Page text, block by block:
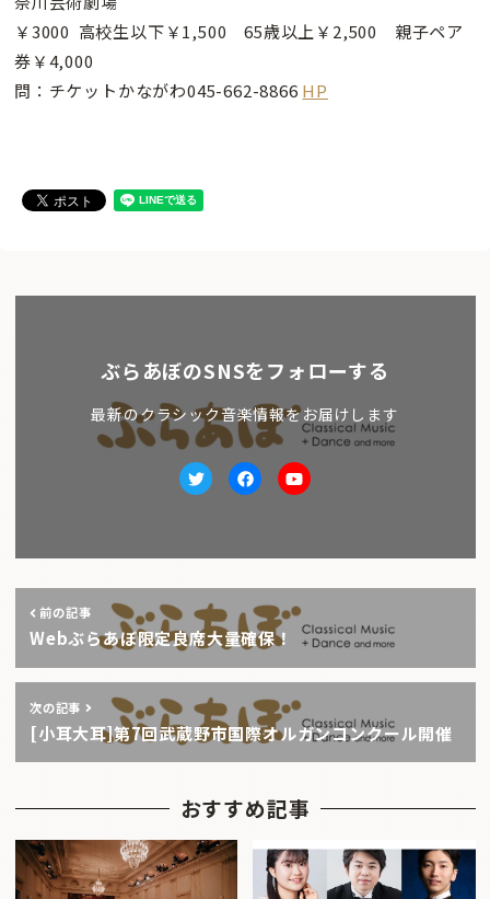
￥3000 高校生以下￥1,500 65歳以上￥2,500 親子ペア
券￥4,000
問：チケットかながわ045-662-8866 HP
ぶらあぼのSNSをフォローする
最新のクラシック音楽情報をお届けします
TwitterfacebookYoutube
前の記事
Webぶらあぼ限定良席大量確保！
次の記事
[小耳大耳]第7回武蔵野市国際オルガンコンクール開催
おすすめ記事